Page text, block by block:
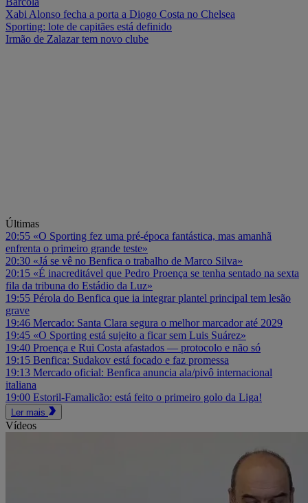
Xabi Alonso fecha a porta a Diogo Costa no Chelsea
Sporting: lote de capitães está definido
Irmão de Zalazar tem novo clube
Últimas
20:55 «O Sporting fez uma pré-época fantástica, mas amanhã
enfrenta o primeiro grande teste»
20:30 «Já se vê no Benfica o trabalho de Marco Silva»
20:15 «É inacreditável que Pedro Proença se tenha sentado na sexta
fila da tribuna do Estádio da Luz»
19:55 Pérola do Benfica que ia integrar plantel principal tem lesão
grave
19:46 Mercado: Santa Clara segura o melhor marcador até 2029
19:45 «O Sporting está sujeito a ficar sem Luis Suárez»
19:40 Proença e Rui Costa afastados — protocolo e não só
19:15 Benfica: Sudakov está focado e faz promessa
19:13 Mercado oficial: Benfica anuncia ala/pivô internacional
italiana
19:00 Estoril-Famalicão: está feito o primeiro golo da Liga!
Ler mais
Vídeos